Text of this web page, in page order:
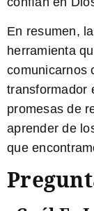
En resumen,
herramienta
comunicarnos
transformador
promesas de
aprender de
que